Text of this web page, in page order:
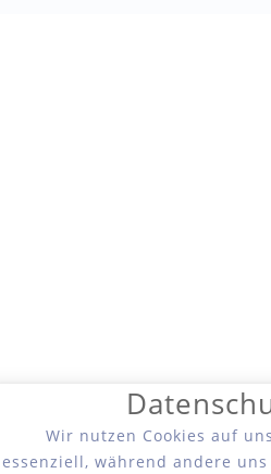
Wir nutzen Cookies auf
essenziell, während andere